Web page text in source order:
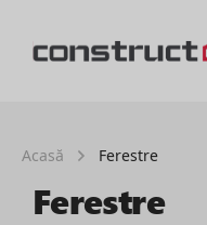
Acasă Ferestre
Ferestre